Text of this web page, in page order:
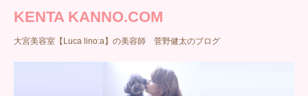
KENTA KANNO.COM
大宮美容室【Luca lino:a】の美容師 菅野健太のブログ